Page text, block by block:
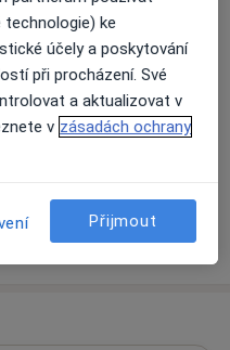
technologie) ke
účely a poskytování
při procházení. Své
a aktualizovat v
v zásadách ochrany
Přijmout